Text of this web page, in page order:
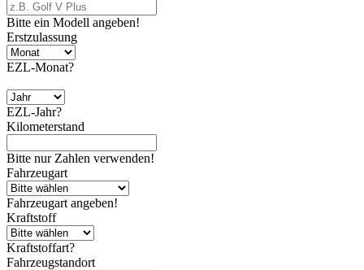
Bitte ein Modell angeben!
Erstzulassung
EZL-Monat?
EZL-Jahr?
Kilometerstand
Bitte nur Zahlen verwenden!
Fahrzeugart
Fahrzeugart angeben!
Kraftstoff
Kraftstoffart?
Fahrzeugstandort